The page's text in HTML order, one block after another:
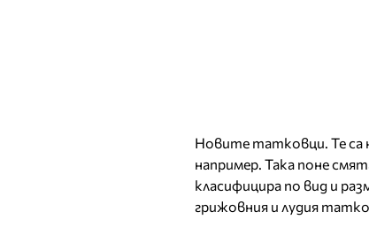
Новите татковци. Те са
например. Така поне
класифицира по вид и
грижовния и лудия